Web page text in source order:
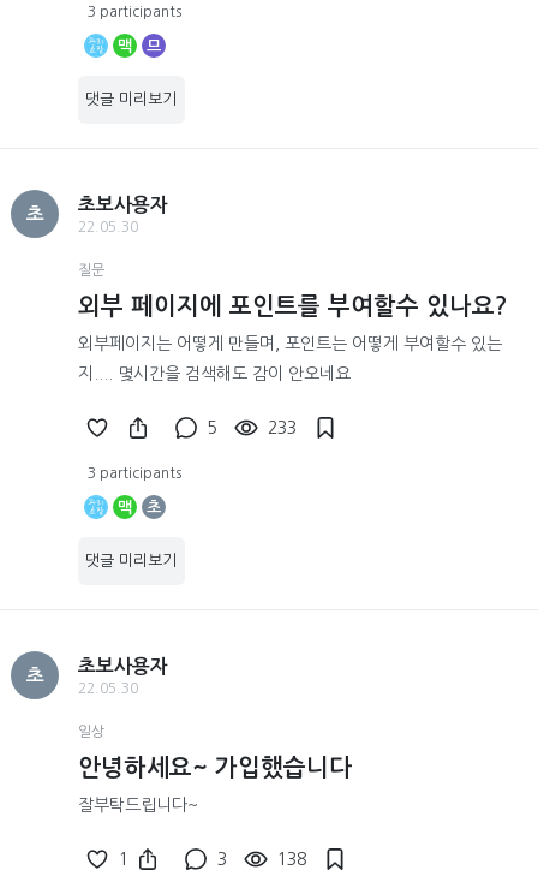
3 participants
맥 므
댓글 미리보기
초
초보사용자
22.05.30
질문
외부 페이지에 포인트를 부여할수 있나요?
외부페이지는 어떻게 만들며, 포인트는 어떻게 부여할수 있는
지.... 몇시간을 검색해도 감이 안오네요
5 233
3 participants
맥 초
댓글 미리보기
초
초보사용자
22.05.30
일상
안녕하세요~ 가입했습니다
잘부탁드립니다~
1 3 138